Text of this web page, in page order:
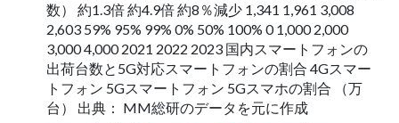
数） 約1.3倍 約4.9倍 約8％減少 1,341 1,961 3,008
2,603 59% 95% 99% 0% 50% 100% 0 1,000 2,000
3,000 4,000 2021 2022 2023 国内スマートフォンの
出荷台数と5G対応スマートフォンの割合 4Gスマー
トフォン 5Gスマートフォン 5Gスマホの割合 （万
台） 出典： MM総研のデータを元に作成